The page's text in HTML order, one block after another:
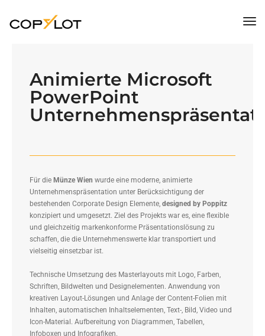
Animierte Microsoft
PowerPoint
Für die Münze Wien wurde eine moderne, animierte
Unternehmenspräsentation unter Berücksichtigung der
bestehenden Corporate Design Elemente, designed by Poppitz
konzipiert und umgesetzt. Ziel des Projekts war es, eine flexible
und gleichzeitig markenkonforme Präsentationslösung zu
schaffen, die die Unternehmenswerte klar transportiert und
vielseitig einsetzbar ist.
Technische Umsetzung des Masterlayouts mit Logo, Farben,
Schriften, Bildwelten und Designelementen. Anwendung von
kreativen Layout-Lösungen und Anlage der Content-Folien mit
Inhalten, automatischen Inhaltselementen, Text-, Bild, Video und
Icon-Material. Aufbereitung von Diagrammen, Tabellen,
Infoboxen und Infografiken.